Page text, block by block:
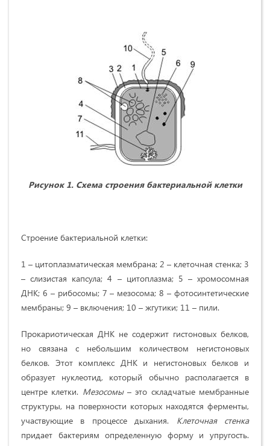
Рисунок 1. Схема строения бактериальной клетки
Строение бактериальной клетки:
1 – цитоплазматическая мембрана; 2 – клеточная стенка; 3
– слизистая капсула; 4 – цитоплазма; 5 – хромосомная
ДНК; 6 – рибосомы; 7 – мезосома; 8 – фотосинтетические
мембраны; 9 – включения; 10 – жгутики; 11 – пили.
Прокариотическая ДНК не содержит гистоновых белков,
но связана с небольшим количеством негистоновых
белков. Этот комплекс ДНК и негистоновых белков и
образует нуклеотид, который обычно располагается в
центре клетки. Мезосомы– это складчатые мембранные
структуры, на поверхности которых находятся ферменты,
участвующие в процессе дыхания. Клеточная стенка
придает бактериям определенную форму и упругость.